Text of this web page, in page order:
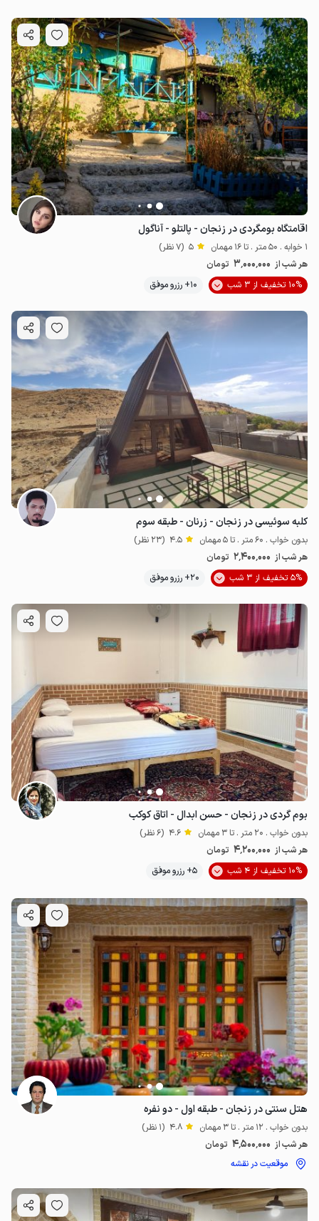
اقامتگاه بومگردی در زنجان - پالتلو - آناگول
1 خوابه . 50 متر . تا 16 مهمان 5 (7 نظر)
هر شب از 3٬000٬000 تومان
10% تخفیف از 3 شب
10+ رزرو موفق
کلبه سوئیسی در زنجان - زرنان - طبقه سوم
بدون خواب . 60 متر . تا 5 مهمان 4.5 (23 نظر)
هر شب از 2٬400٬000 تومان
5% تخفیف از 3 شب
20+ رزرو موفق
بوم گردی در زنجان - حسن ابدال - اتاق کوکب
بدون خواب . 20 متر . تا 3 مهمان 4.6 (6 نظر)
هر شب از 4٬200٬000 تومان
10% تخفیف از 4 شب
5+ رزرو موفق
هتل سنتی در زنجان - طبقه اول - دو نفره
بدون خواب . 12 متر . تا 3 مهمان 4.8 (1 نظر)
هر شب از 4٬500٬000 تومان
موقعیت در نقشه